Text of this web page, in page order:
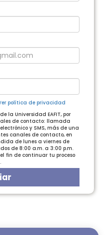
política de privacidad
la Universidad EAFIT, por
de contacto: llamada
y SMS, más de una
canales de contacto, en
de lunes a viernes de
de 8:00 a.m. a 3:00 p.m.
fin de continuar tu proceso